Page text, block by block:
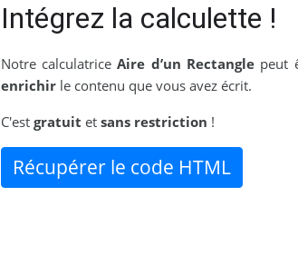
Intégrez la calculette !
Notre calculatriceAire d’un Rectangle peut
enrichirle contenu que vous avez écrit.
C'est gratuit et sans restriction !
Récupérer le code HTML